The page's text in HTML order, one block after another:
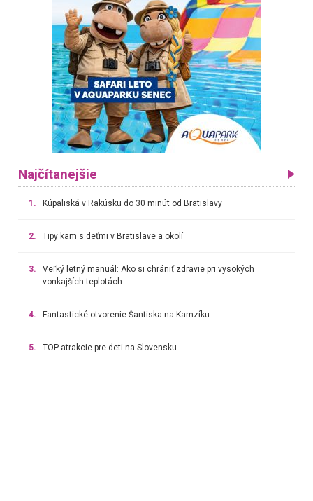
Najčítanejšie
1. Kúpaliská v Rakúsku do 30 minút od Bratislavy
2. Tipy kam s deťmi v Bratislave a okolí
3.
Veľký letný manuál: Ako si chrániť zdravie pri vysokých
vonkajších teplotách
4. Fantastické otvorenie Šantiska na Kamzíku
5. TOP atrakcie pre deti na Slovensku